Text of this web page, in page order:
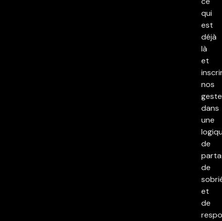
qui
est
déjà
là
et
nos
dans
une
de
de
et
de